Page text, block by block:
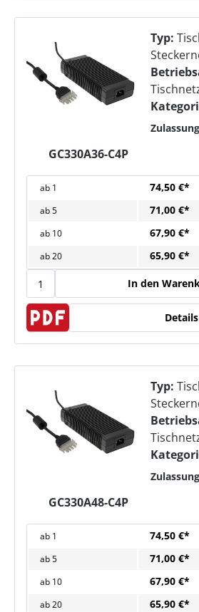
GC330A36-C4P
Typ:
ab 1 74,50 €*
ab5 71,00 €*
ab 10 67,90 €*
ab20 65,90 €*
In den
Details
GC330A48-C4P
Typ:
ab 1 74,50 €*
ab5 71,00 €*
ab 10 67,90 €*
ab20 65,90 €*